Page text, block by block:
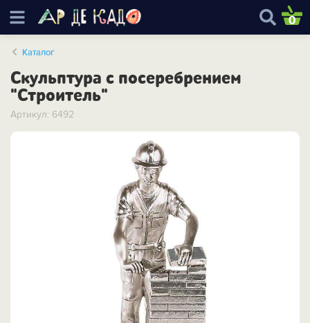
0
Каталог
Скульптура с посеребрением
"Строитель"
Артикул: 6492